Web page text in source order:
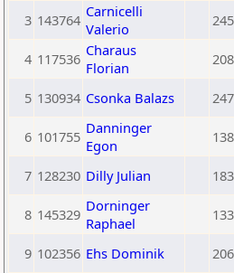
3 143764 Carnicelli
Valerio
4 117536 Charaus
Florian
5 130934 Csonka Balazs
6 101755 Danninger
Egon
7 128230 Dilly Julian
8 145329 Dorninger
Raphael
9 102356 Ehs Dominik